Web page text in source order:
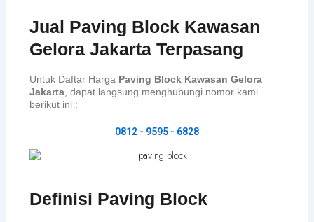
Jual Paving Block Kawasan
Gelora Jakarta Terpasang
Untuk Daftar Harga Paving Block Kawasan Gelora
Jakarta , dapat langsung menghubungi nomor kami
berikut ini :
0812 - 9595 - 6828
Definisi Paving Block